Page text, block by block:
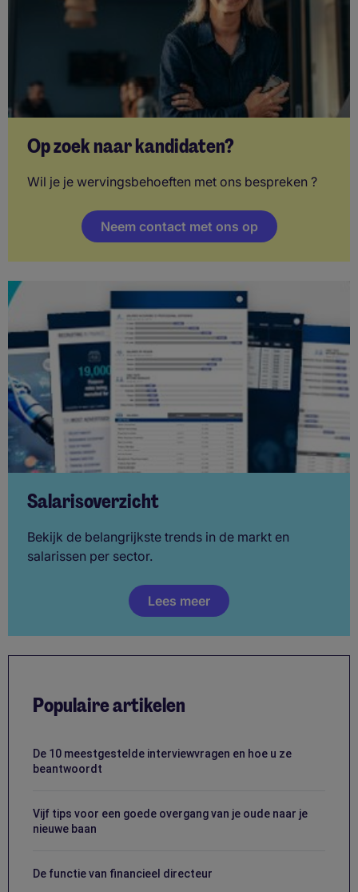
Op zoek naar kandidaten?
Wil je je wervingsbehoeften met ons bespreken ?
Neem contact met ons op
Salarisoverzicht
Bekijk de belangrijkste trends in de markt en
salarissen per sector.
Lees meer
Populaire artikelen
De 10 meestgestelde interviewvragen en hoe u ze
beantwoordt
Vijf tips voor een goede overgang van je oude naar je
nieuwe baan
De functie van financieel directeur